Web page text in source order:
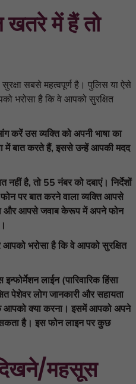
में हैं तो
सबसे महत्वपूर्ण है। पुलिस या ऐसे
भरोसा है कि वे आपको सुरक्षित
करें उसव्यक्तिकोअपनीभाषाका
मेंबातकरतेहैं, इससेउन्हेंआपकीमदद
नहीं है, तो 55 नंबर को दबाएं। निर्देशों
पर बात करने वाला व्यक्ति आपसे
और आपसे जवाब केरूप में अपने फोन
भरोसा है कि वे आपको सुरक्षित
लाईन (पारिवारिकहिंसा
पेशेवर लोग जानकारी और सहायता
क्या करना। इसमेंआपको अपने
सकता है। इस फोन लाइन पर कुछ
दिखने/महसूस